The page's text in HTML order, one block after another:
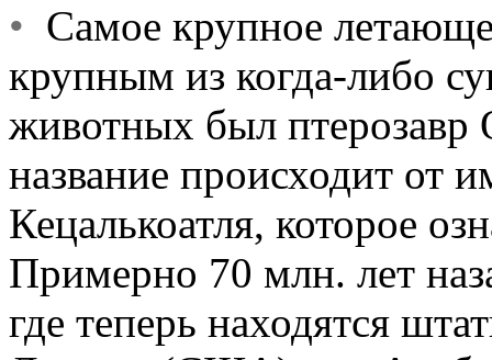
• Самое крупное
крупным из когда-либо
животных был птерозавр
название происходит от
Кецалькоатля, которое
Примерно 70 млн. лет
где теперь находятся